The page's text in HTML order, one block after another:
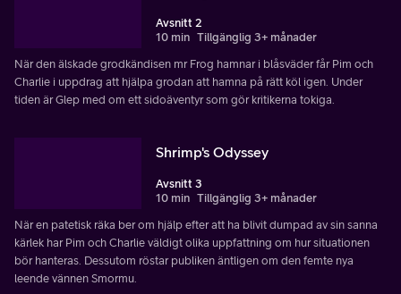
Avsnitt 2
10 min Tillgänglig 3+ månader
När den älskade grodkändisen mr Frog hamnar i blåsväder får Pim och
Charlie i uppdrag att hjälpa grodan att hamna på rätt köl igen. Under
tiden är Glep med om ett sidoäventyr som gör kritikerna tokiga.
Shrimp's Odyssey
Avsnitt 3
10 min Tillgänglig 3+ månader
När en patetisk räka ber om hjälp efter att ha blivit dumpad av sin sanna
kärlek har Pim och Charlie väldigt olika uppfattning om hur situationen
bör hanteras. Dessutom röstar publiken äntligen om den femte nya
leende vännen Smormu.